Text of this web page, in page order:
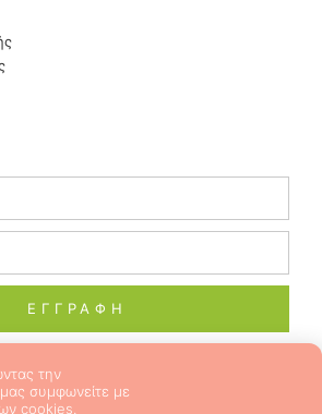
ΕΓΓΡΑΦΗ
ALL RIGHTS RESERVED​
την
μας συμφωνείτε με
cookies.